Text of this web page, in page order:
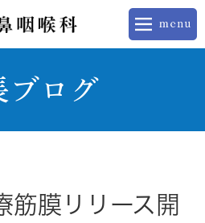
ブログ
筋膜リリース開